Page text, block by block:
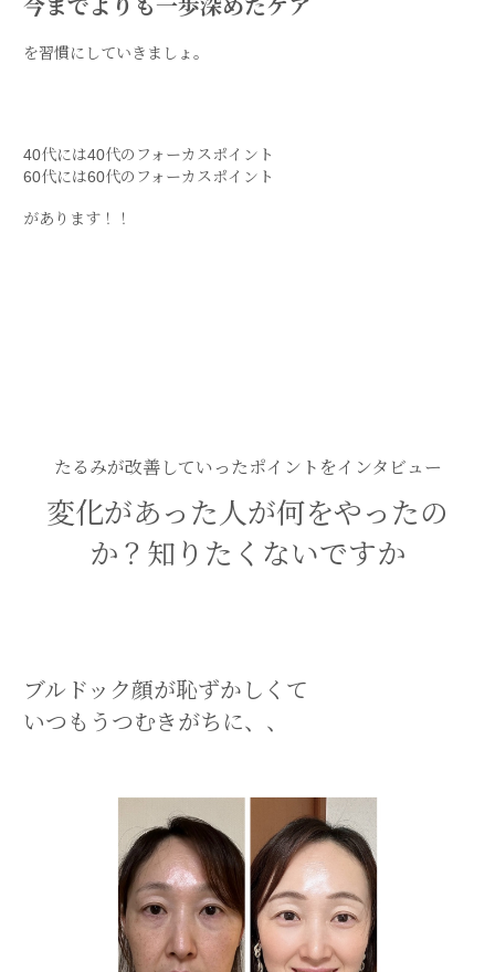
今までよりも一歩深めたケア
を習慣にしていきましょ。
40代には40代のフォーカスポイント
60代には60代のフォーカスポイント
があります！！
たるみが改善していったポイントをインタビュー
変化があった人が何をやったの
か？知りたくないですか
ブルドック顔が恥ずかしくて
いつもうつむきがちに、、